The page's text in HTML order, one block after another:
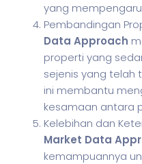
yang
Pembandingan
Data Approach
properti yang
sejenis yang telah
ini membantu
kesamaan antara
Kelebihan dan
Market Data
kemampuannya